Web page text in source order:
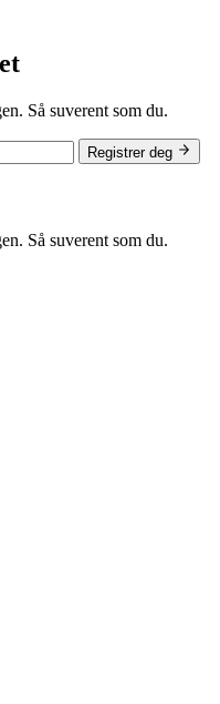
Så suverent som du.
Registrer deg
Så suverent som du.